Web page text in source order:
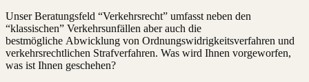
Unser Beratungsfeld “Verkehrsrecht” umfasst neben den
“klassischen” Verkehrsunfällen aber auch die
bestmögliche Abwicklung von Ordnungswidrigkeitsverfahren und
verkehrsrechtlichen Strafverfahren. Was wird Ihnen vorgeworfen,
was ist Ihnen geschehen?